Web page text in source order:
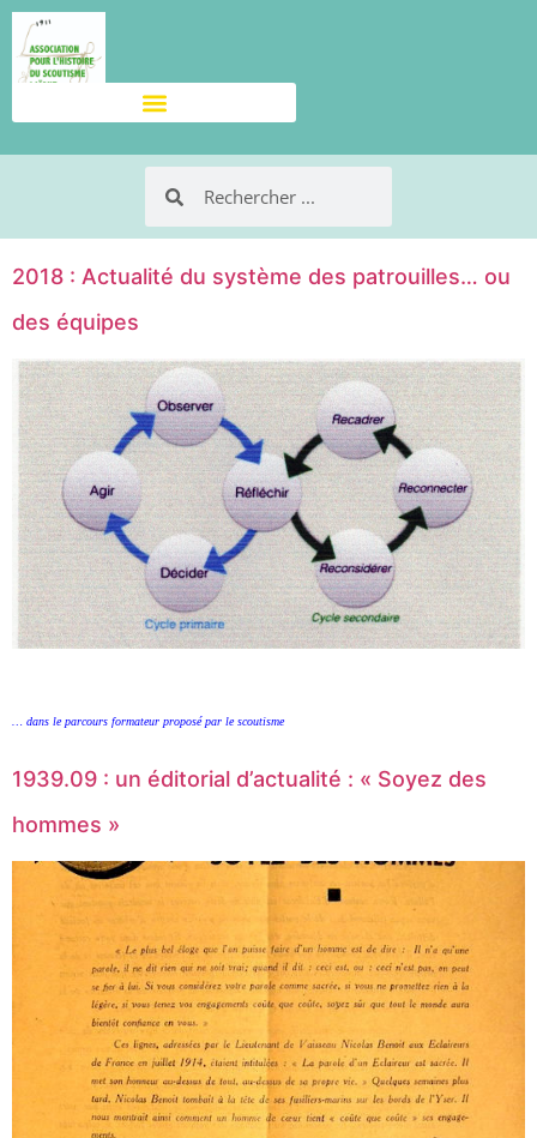
2018 : Actualité du système des patrouilles… ou
des équipes
… dans le parcours formateur proposé par le scoutisme
1939.09 : un éditorial d’actualité : « Soyez des
hommes »